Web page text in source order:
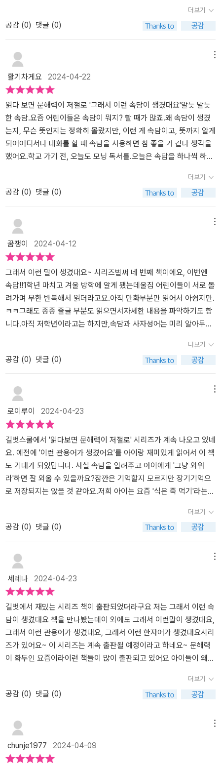
킬 수 있으니까요. 속담은 언어의 다양성을 경험하는 것뿐만 아니라,
아이의 사고력과 창의력을 키우는 데에도 도움을 줄 수 있는 소중한
자산인데요. 이 책을 통해 속담을 재미있게 읽으면서 함께 어울리는
시간을 보내는 것은 아이의 언어능력과 문화 이해력을 향상시키는데
도움받을 수 있겠어요.속담은 언어의 재미와 다양성을 경험하는 것뿐
만 아니라, 아이의 사고력과 창의력을 키우는 데에도 도움을 줄 수 있
으니까요.한 장 한 장 읽다보면 우리아이도 속담왕이 되어 있겠죠?<
그래서 이런 속담이 생겼대요>는 초등학생들이 꼭 읽어보면 도움될
책으로 강력 추천드려요.*출판사로부터 도서를 제공받아 직접 읽고
후기를 작성하였습니다.​​#도서협찬 #책세상 #맘수다 #책세상맘수다
카페 #그래서이런속담이생겼대요 #길벗스쿨
음 쏙 들었다는거 아니겠어요?!그리고 4컷 만화에 얼마나 자연스럽
게 속담을 녹여놨는지..아이들에게 만화에서 나온 비슷한 상황이 온
다면 그대로 사용할수도 있을것같아요.다른 초등 속담 책과 다른점.
차이점은 바로 이부분 입니다.<그래서 이런 속담이 생겼대요> 에서
는 이 속담이 생겨난 배경을 알려주면서 속담의 뜻을 더욱 명확하게
이해할수있도록 도와주고 있습니다.'쇠귀에 경 읽기' 라는 속담을 놓
고보면 쇠귀? 경 읽기? 아이들에게 그저 생소한 단어만 붙어 만든 전
혀 이해할수없는 문장이잖아요.중국의 노나라에 살고 있는 공명의라
는 사람이 소가 좋아할 만한 음악을 생각하다가 거문고로 아름다
운 소리를 소에게 들려줬지만 듣는둥 마는둥 하길래젖을 빠는 송아지
의 소리와 같이 관심 있을만한 소리를 들려줬더니반응이 너무 좋았다
는 유래가 있어요.결국 아무리 좋은 말이라도 알아 듣지 못하는 사람
이해가 쏙쏙 되지 않나요?이게 바로.. 문해력이라고 생각합니다초등
교과서, 뉴스, 신문에서 자주 사용하는 속담 위주로 구성이 되어 있
는 그래서 이런 속담이 생겼대요!!한 속담에도 다양한 상황에 따라 여
러가지 뉘앙스가 있을수있어 가장 대표적인 뜻풀이가 담겨져 있다는
점 참고하세요.그리고 만화 하단에는 비슷한 속담, 사자성어 등 따로
정리해놔서생각의 넓이를 더욱 넓힐수있습니다.저희 아이가 가장 좋
아했던 만화컷 부분이에요.'여기 엄마 표정 좀 봐봐. 우리 엄마 같아~
~'라고 하는데..화가 조금은 났지만 아이가 좋아해주니 박수치며 좋
아해줬어요.하하하.그림을 어쩜 이렇게 재밌게 그려놓으셨을까요.?
이 책을 다 읽고나서 아이가 하는 말은 '오~ 이 책 너무 재밌는데? 새
로운거 많이 알았어!'라고 했어요.솔직히 어른인 저도 뜻만 알고 사용
했던 속담이 많거든요.이 책을 통해 다양한 유래를 배워볼수있어 재
라고 생각해요.무엇보다 유래를 통해 이 속담을 배우기때문에 깊이
이해하고 머리속에 쏙쏙 들어갈수있을거에요.[그래서 이런 속담이 생
겼대요] 통해 속담을 쉽고 재미있게 배우며, 삶의 지혜를 습득하며 성
장할수있기에 모든 아이들이 꼭 읽어보시길 정말 강추드립니다.[출판
사로부터 제공받아 작성한 리뷰입니다]
아해서 사자성어와 속담을 많이 알고 있고 매번 새로운 책을 읽는 것
을 좋아합니다이번 책도 아이가 보자마자 재밌겠다며 매일 학교에 들
고 가서 읽었습니다학교에서 수업 시작 전에 잠시 독서를 하는 시간
을 주는데 학교에서 8시 30분 이후에 교실에 들어갈 수 있어서 시
간 맞춰 가서 책을 읽었습니다이 책을 읽겠다고 평소보다 10분 일
찍 등교하는 아이가 귀여웠습니다"그래서 이런 ㅇㅇㅇ이 생겼어
요" 시리즈는 적극 추천하는 책입니다각 권마다 내용이 알차고 구성
이 좋습니다시리즈 중에서 이번에 읽은 책은 "그래서 이런 속담이 생
겼어요"책입니다속담이 생기게 된 유래를 아이들이 이해하기 쉽게 알
려 주는 책입니다비슷한 어휘 포함 총 99개의 속담을 알려 줍니다아
이들이 재밌고 흥미롭게 배울 수 있게 먼저 네 칸 만화로 보여줍니다
만화나 그림 없이 글자만 있는 책은 안 읽는 아이라서 이 책의 구성
로 재밌게 표현해 주고 만화 아래에 뜻풀이를 해줍니다연관된 사자성
어도 한자와 뜻이 같이 쓰여있어서 속담과 사자성어를 동시에 배
울 수 있습니다사자성어까지 잘 이해한 후 이 속담이 생기게 된 유래
를 이야기해 주는데요내용이 길지 않아서 아이들이 읽기에 부담되
지 않고 짧으면서도 이야기가 재밌고 우리의 옛 문화와 역사, 시대배
경도 알 수 있어서 매우 유익합니다이야기를 통해 조상들의 지혜
를 배우면서 속담을 더 잘 이해하게 되었고 아이가 전보다 더 속담
이 재밌다고 합니다속담의 유래를 알고 외우는 거와 속담만 외우
는 건 차이가 많았습니다저희 아이는 자기 전에 사자성어와 속담 퀴
즈를 하는 것을 좋아해서 제가 자주 해주는데요스스로 외우고 좋아하
는 아이가 기특하고 예뻐서 다양한 문제를 내주기 위해 저도 사자성
어, 속담 책을 자주 읽습니다아이가 혼자만 하면 금방 싫증이 날 수
중하면서 아이도 저도 함께 성장하며 긍정적인 영향을 주고받습니다
이 책을 읽기 전과 읽은 후의 아이 반응이 달라졌는데요그전에는 맞
추고 바로 다음으로 빠르게 넘어갔는데 이제는 맞추고 나서 저에
게 이야기를 해줍니다속담의 유래를 안다며 책에서 읽은 내용을 말하
는데 그걸 다 기억하고 이해하고 있어서 놀랐습니다관련된 사자성어
까지 다 알고 있어서 또 놀랐고요어리다고 생각했는데 아이는 멋지
게 성장하고 있네요이 책을 통해 저도 배우고 아이의 지식도 더 깊
고 넓게 뻗어가는 걸 보며 독서의 중요성을 또 느낍니다이 책을 아이
만 읽게 하지 말고 어른도 함께 읽고 이야기하면 아이의 문해력
이 몇 단계 성장한 걸 보실 겁니다"그래서 이런 속담이 생겼어요" 읽
어보시길 추천합니다
더보기
공감 (0) 댓글 (0)
활기차게요 2024-04-22
읽다 보면 문해력이 저절로 '그래서 이런 속담이 생겼대요'알듯 말듯
한 속담.요즘 어린이들은 속담이 뭐지? 할 때가 많죠.왜 속담이 생겼
는지, 무슨 뜻인지는 정확히 몰랐지만, 이런 게 속담이고, 뜻까지 알게
되어어디서나 대화를 할 때 속담을 사용하면 참 좋을 거 같다 생각을
했어요.​​학교 가기 전, 오늘도 모닝 독서를.오늘은 속담을 하나씩 하나
날부터 전해 오는 조상들의 지혜를 담은 짧은 말을 가리켜요주로 우
리에게 교훈과 가르침을 줍니다.속담은 함축적 표현, 비유적인 표현
이 많아요.알면 알수록 어휘력과 문해력이 좋아지죠.일상생활에 자주
쓰는 속담 알아두면 좋겠죠!!!​가는 말이 고와야 오는 말이 곱다.뿌린
대로 거둔다.아니 땐 굴뚝에 연기 나랴.​차례를 보니 생활과 풍속에서
나온 속담도 있고,동물에 빗댄 속담도 있어요.사람의 심리가 담긴 속
담도 있고요.역사 속 인물이 가르쳐 주는 속담세상의 이치를 담은 속
담'그래서 이런 속담이 생겼대요'를 읽으면 우리 속담 박사가 되겠는
걸요.​짧은 만화 형식으로 이 속담이 일상생활에 어떻게 사용되는지
알려줍니다.그리고, 속담의 뜻풀이로 아~ 이런 뜻이 있구나 알려주고
요.글 속에서 이럴 때 이 속담이 사용되는 것도 알 수 있답니다.​​소 잃
고 외양간 고친다.뜻: 일이 잘못된 뒤에는 손을 써도 소용이 없음을 비
임에 정신 팔려 듣는 둥 마는 둥 하죠.창문이 열려 있는 사이, 아이는
잠시 화장실에 다녀옵니다.그 사이 창문으로 들이 치 비..엄마는 분명
미리 창문을 닫으라 말을 했는데 말이죠.게임에 정신 팔려 있더니. 소
잃고 외양간 고치면 뭐해?개구리 올챙이 적 생각 못한다.뜻: 형편이나
사정이 전보다 나아진 사람이 지난날 어렵던 때를 생각하지 못하고처
음부터 잘난 듯이 뽐내는 태도를 이르는 말.​한참 예서도 구구단을 외
우고 있는 시기에요.짧은 만화에서 동생에게 구구단도 못 외우면 어
떡하냐고 오빠가 뭐라 하네요.어휴~ '개구리 올챙이 적 생각 못 한다
더니' 엄마가 한 소리 합니다.너도 희수 나이 때 2단도 못 외웠어 ^^​생
각해 보면 우리도 저런 시기가 있었죠.지금이야 터득을 하고 술술 외
우고 풀지만,올챙이는 개구리로 자라면서 꼬리가 없어지고 다리가 생
기면서 전혀 다름 모습으로 바뀌어요볼품없던 자신의 과거는 생각하
산도 식후경뜻: 아무리 재미있는 일이라도 배가 불러야 흥이 나지, 배
가 고프면 아무 일도 할 수 없음을 비유적으로 이르는 말.비슷한 속담
으로 '수염이 대 자라도 먹어야 양반이다'가 있어요.​전시회에서 멋진
작품을 보며 르네상스 시기~ 말하네요.그런데 어디선가 들리는 꼬르
륵 소리. 아무리 좋은 전시라도, 배고품을 해결 해야겠죠.금강산도 식
후경이라고 했어.. 좋은 전시도 든든하게 먹고선 봐야~ 머릿 속에 잘
담을 수 있답니다.아무리 좋은 일도 일단 배가 고프지 않아야 할 수 있
어요.​​속담이 어렵다 생각이 들 수 있는데,이 책은 전혀~ 재미도 가득,
설명도 쉽고요.아하! 하게 되는 책이랍니다.아이와 함께 저도 같이 읽
으며 다시 또 배우게 되네요.​길벗스쿨 출판사로부터 도서를 제공받아
읽고 쓴 리뷰입니다.
더보기
공감 (0) 댓글 (0)
꿈쟁이 2024-04-12
그래서 이런 말이 생겼대요~ 시리즈벌써 네 번째 책이에요, 이번엔
속담!!1학년 마치고 겨울 방학에 알게 됐는데울집 어린이들이 서로 돌
려가며 무한 반복해서 읽더라고요.아직 만화부분만 읽어서 아쉽지만.
ㅋㅋ그래도 종종 줄글 부분도 읽으면서자세한 내용을 파악하기도 합
니다.아직 저학년이라고는 하지만,속담과 사자성어는 미리 알아두면
만 활용하고 있다죠.ㅠㅠ작가님 말씀처럼 지혜와 가치관이 담겨 있고
함축적이고 비유적인 표현이 많이 있어서속담을 많이 알고 생활에서
사용하면 좋아요.생활 속에서 속담이 쓰일 상황들을네 컷 만화로 담
아주셨고요,만화 바로 아래엔 뜻풀이와비슷한 속담도 알려주고 있어
요.줄글로 속담의 유래와 자세한 설명도 해주고요.제가 어릴때는 책
의 종류가 다양하지 않아서공책 뒤편에 인쇄된 이솝우화나 탈무드읽
는 재미로 새 공책을 샀었는데,그때 생각이 나네요.ㅎㅎㅎ속담의 쓰
임새를 만화로 보여주니까 더 쉽게 익힐 수 있어서 좋고요,비슷한 속
담도 알려주니까 왠지 1+1으로 횡재한 느낌이에요.누구나 읽어도 좋
지만,초등저학년에게 딱 필요한재미와 학습 요소가 담긴 책입니다.그
래서 이런 속담이 생겼대요 추천!출판사로부터 도서 협찬을 받고 본
인의 주관적 견해에 의해 작성하였슴
더보기
공감 (0) 댓글 (0)
로이루이 2024-04-23
길벗스쿨에서 '읽다보면 문해력이 저절로' 시리즈가 계속 나오고 있네
요. 예전에 '이런 관용어가 생겼어요'를 아이랑 재미있게 읽어서 이 책
도 기대가 되었답니다. 사실 속담을 알려주고 아이에게 '그냥 외워
라'하면 잘 외울 수 있을까요?잠깐은 기억할지 모르지만 장기기억으
로 저장되지는 않을 것 같아요.저희 아이는 요즘 '식은 죽 먹기'라는
먹기인데?'라고 말했더니 아이가 그게 무슨 뜻이냐고 묻더라구요.그
래서 알려주고 나니 그때부터 뭔가 자기가 하기 쉬운 일이 있을 때 '이
거 참 식은 죽 먹기네.'라고 말하기 시작하더라구요. 그래서 속담도 이
렇게 '생활 속에서 익히면 잘 익힐 수 있고 오래도록 기억하며 실제로
써 먹는구나'라는 생각을 했어요. 초등 고학년이 되어서도 속담을 거
의 모르는 아이들이 꽤 있더라구요.우리가 발표를 하거나 글을 쓸 때,
속담을 넣어서 말하면 좀 더 말하기나 글이 풍성해지는 느낌이 있지
요. 비빔밥에 마지막 참기름 한 수저를 넣으면 맛과 분위기가 달라지
듯이 말이예요. 속담에 대해 관심갖기 시작할 때부터 이 책을 보며 조
금씩 조금씩 익히면 좋을 것 같아요. 속담은 교훈적인 내용을 알려주
거나 어떤 상황을 좀 더 재치있게 표현할 때 쓰면 딱 좋아요. 아이한테
'예쁜 말 하자'라고 말하는 것보다 '가는 말이 고와야 오는 말이 곱
까요?이 책은 먼저 4컷 만화로 이 속담이 쓰이는 상황을 보여주고 있
어요. 만화로 먼저 아이들의 흥미와 관심을 끄는 거지요. 그러면서 자
연스럽게 '이런 상황에서 이런 속담을 쓰는 구나'를 파악할 수 있어요.
거기에서 끝나는 게 아니라 옆 페이지에서는 줄글로 속담과 어울리는
옛 이야기를 들려주고 있지요. 옛 이야기들을 읽으며 옛날 사람들의
생활모습도 파악할 수 있고, 우리 조상들에게 배울 점도 익힐 수 있겠
지요?이렇게 두 번이나 각 속담에 관련된 상황을 알려주니 머리에도
더보기
공감 (0) 댓글 (0)
세레나 2024-04-23
길벗에서 재밌는 시리즈 책이 출판되었더라구요 저는 그래서 이런 속
담이 생겼대요 책을 만나봤는데이 외에도 그래서 이런말이 생겼대요,
그래서 이런 관용어가 생겼대요, 그래서 이런 한자어가 생겼대요시리
즈가 있어요~ 이 시리즈는 계속 출판될 예정이라고 하네요~ 문해력
이 화두인 요즘이라이런 책들이 많이 출판되고 있어요 아이들이 왜
래인데 어떤 상황에서 써야하는지 구체적으로 묻는 일들도 많이 생기
더라구요속담은 특히 그런거 같아요 문장 그대로 받아들이면 이게 무
슨말이야 하는 경우가 많잖아요독해 문제집 요즘 풀고 있는데 지문이
나 문제에서 속담도 많이 나오더라구요 속담에 대해서 알고 싶다면
재밌게 읽을 책이에요만화도 있고 국어교과서와 일상생활에서 많이
쓰이는 속담들로 구성되어있어요​다양한 속담들이 수록되어있어요 속
담들이 어떤 유래에서 왔는지 알려주네요생활풍속에서 나온 속담, 동
더보기
공감 (0) 댓글 (0)
chunje1977 2024-04-09